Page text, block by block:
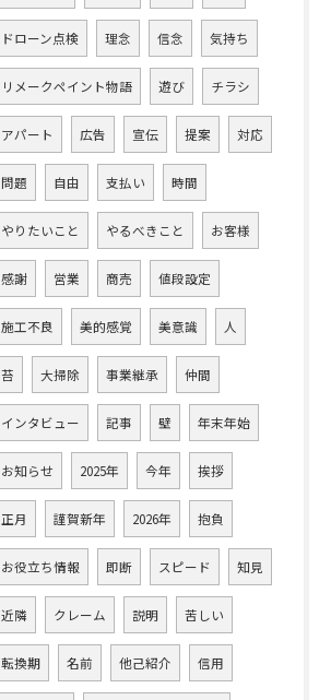
ドローン点検 理念 信念 気持ち
リメークペイント物語 遊び チラシ
アパート 広告 宣伝 提案 対応
問題 自由 支払い 時間
やりたいこと やるべきこと お客様
感謝 営業 商売 値段設定
施工不良 美的感覚 美意識 人
苔 大掃除 事業継承 仲間
インタビュー 記事 壁 年末年始
お知らせ 2025年 今年 挨拶
正月 謹賀新年 2026年 抱負
お役立ち情報 即断 スピード 知見
近隣 クレーム 説明 苦しい
転換期 名前 他己紹介 信用